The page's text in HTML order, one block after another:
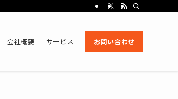
会社概要 サービス お問い合わせ